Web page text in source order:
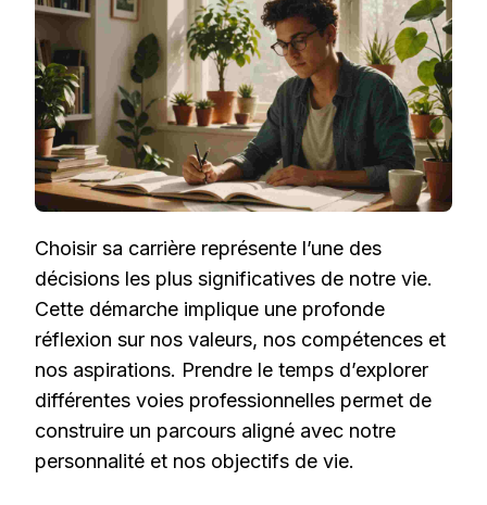
PROFESSIONNEL
:
LES
CLÉS
POUR
BIEN
CHOISIR
CARRIÈRE
Choisir sa carrière représente l’une des
décisions les plus significatives de notre vie.
Cette démarche implique une profonde
réflexion sur nos valeurs, nos compétences et
nos aspirations. Prendre le temps d’explorer
différentes voies professionnelles permet de
construire un parcours aligné avec notre
personnalité et nos objectifs de vie.